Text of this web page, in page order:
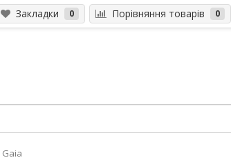
Закладки 0 Порівняння товарів 0
Gaia